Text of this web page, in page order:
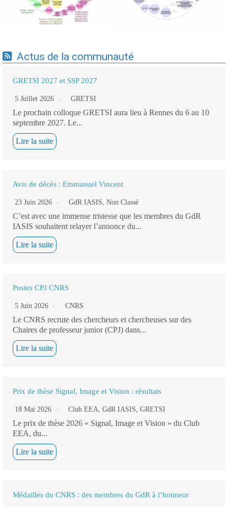
Actus de la communauté
GRETSI 2027 et SSP 2027
5 Juillet 2026 GRETSI
Le prochain colloque GRETSI aura lieu à Rennes du 6 au 10
septembre 2027. Le...
Lire la suite
Avis de décès : Emmanuel Vincent
23 Juin 2026 GdR IASIS, Non Classé
C’est avec une immense tristesse que les membres du GdR
IASIS souhaitent relayer l’annonce du...
Lire la suite
Postes CPJ CNRS
5 Juin 2026 CNRS
Le CNRS recrute des chercheurs et chercheuses sur des
Chaires de professeur junior (CPJ) dans...
Lire la suite
Prix de thèse Signal, Image et Vision : résultats
18 Mai 2026 Club EEA, GdR IASIS, GRETSI
Le prix de thèse 2026 « Signal, Image et Vision » du Club
EEA, du...
Lire la suite
Médailles du CNRS : des membres du GdR à l’honneur